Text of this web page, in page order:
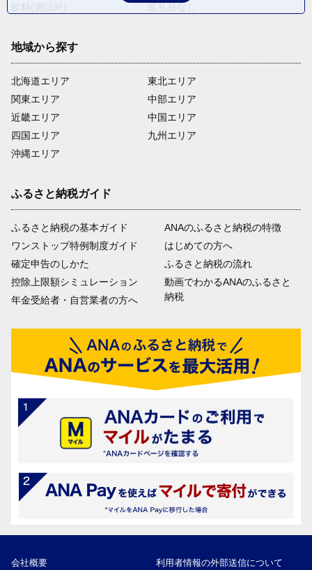
地域から探す
北海道エリア
関東エリア
近畿エリア
四国エリア
沖縄エリア
東北エリア
中部エリア
中国エリア
九州エリア
ふるさと納税ガイド
ふるさと納税の基本ガイド
ワンストップ特例制度ガイド
確定申告のしかた
控除上限額シミュレーション
年金受給者・自営業者の方へ
ANAのふるさと納税の特徴
はじめての方へ
ふるさと納税の流れ
動画でわかるANAのふるさと
納税
会社概要 利用者情報の外部送信について